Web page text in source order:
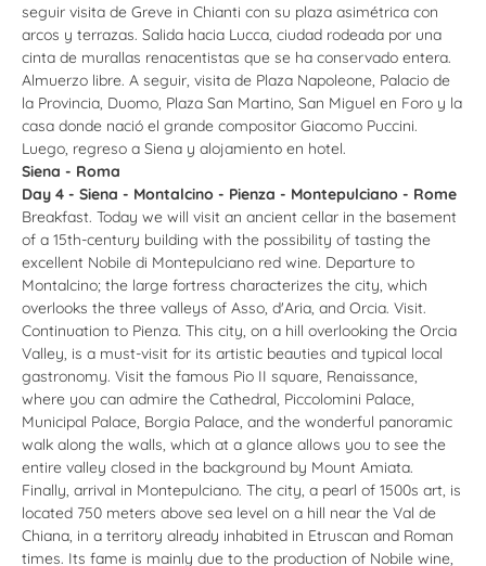
seguir visita de Greve in Chianti con su plaza asimétrica con
arcos y terrazas. Salida hacia Lucca, ciudad rodeada por una
cinta de murallas renacentistas que se ha conservado entera.
Almuerzo libre. A seguir, visita de Plaza Napoleone, Palacio de
la Provincia, Duomo, Plaza San Martino, San Miguel en Foro y la
casa donde nació el grande compositor Giacomo Puccini.
Luego, regreso a Siena y alojamiento en hotel.
Siena - Roma
Day 4 - Siena - Montalcino - Pienza - Montepulciano - Rome
Breakfast. Today we will visit an ancient cellar in the basement
of a 15th-century building with the possibility of tasting the
excellent Nobile di Montepulciano red wine. Departure to
Montalcino; the large fortress characterizes the city, which
overlooks the three valleys of Asso, d'Aria, and Orcia. Visit.
Continuation to Pienza. This city, on a hill overlooking the Orcia
Valley, is a must-visit for its artistic beauties and typical local
gastronomy. Visit the famous Pio II square, Renaissance,
where you can admire the Cathedral, Piccolomini Palace,
Municipal Palace, Borgia Palace, and the wonderful panoramic
walk along the walls, which at a glance allows you to see the
entire valley closed in the background by Mount Amiata.
Finally, arrival in Montepulciano. The city, a pearl of 1500s art, is
located 750 meters above sea level on a hill near the Val de
Chiana, in a territory already inhabited in Etruscan and Roman
times. Its fame is mainly due to the production of Nobile wine,